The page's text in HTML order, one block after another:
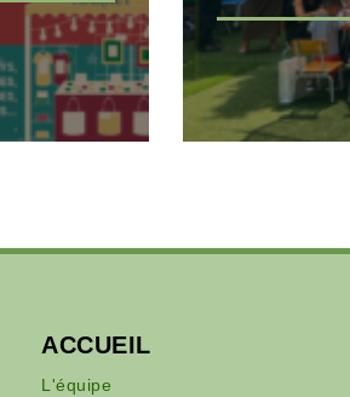
ACCUEIL
L'équipe